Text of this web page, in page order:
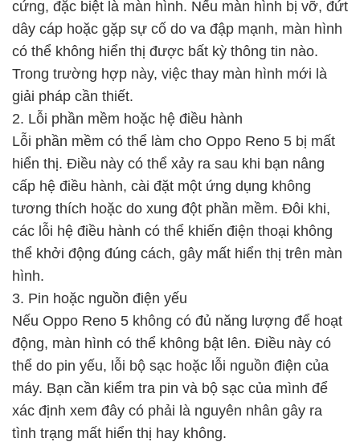
cứng, đặc biệt là màn hình. Nếu màn hình bị vỡ, đứt
dây cáp hoặc gặp sự cố do va đập mạnh, màn hình
có thể không hiển thị được bất kỳ thông tin nào.
Trong trường hợp này, việc thay màn hình mới là
giải pháp cần thiết.
2. Lỗi phần mềm hoặc hệ điều hành
Lỗi phần mềm có thể làm cho Oppo Reno 5 bị mất
hiển thị. Điều này có thể xảy ra sau khi bạn nâng
cấp hệ điều hành, cài đặt một ứng dụng không
tương thích hoặc do xung đột phần mềm. Đôi khi,
các lỗi hệ điều hành có thể khiến điện thoại không
thể khởi động đúng cách, gây mất hiển thị trên màn
hình.
3. Pin hoặc nguồn điện yếu
Nếu Oppo Reno 5 không có đủ năng lượng để hoạt
động, màn hình có thể không bật lên. Điều này có
thể do pin yếu, lỗi bộ sạc hoặc lỗi nguồn điện của
máy. Bạn cần kiểm tra pin và bộ sạc của mình để
xác định xem đây có phải là nguyên nhân gây ra
tình trạng mất hiển thị hay không.